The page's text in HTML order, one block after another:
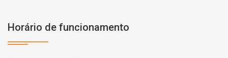
Horário de funcionamento